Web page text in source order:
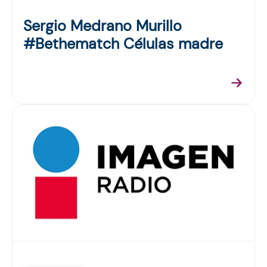
Sergio Medrano Murillo
#Bethematch Células madre